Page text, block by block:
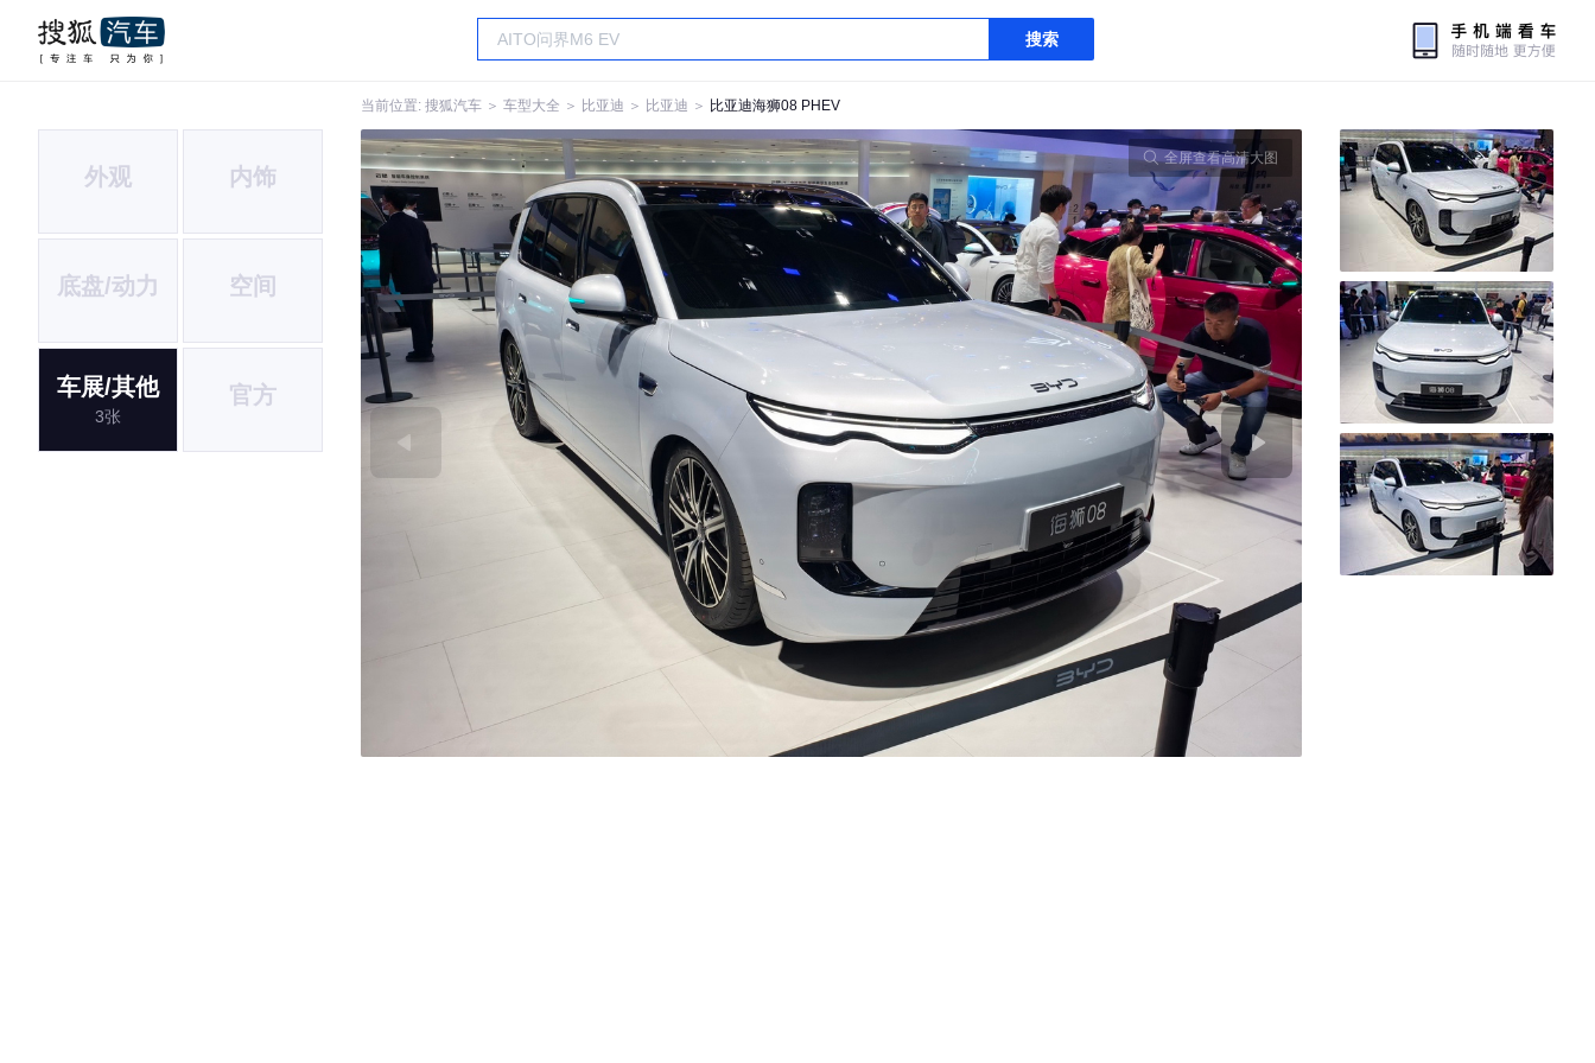
搜索
当前位置: 搜狐汽车 ＞ 车型大全 ＞ 比亚迪 ＞ 比亚迪 ＞ 比亚迪海狮08 PHEV
外观 内饰
底盘/动力 空间
车展/其他
3张
官方
全屏查看高清大图